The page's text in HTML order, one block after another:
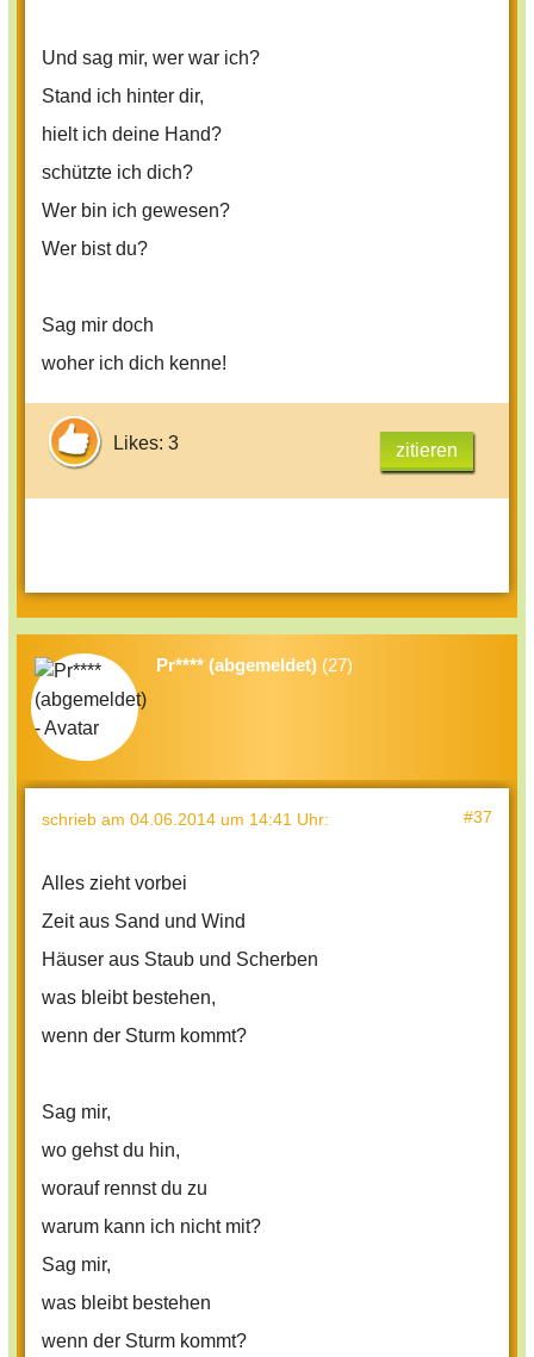
Und sag mir, wer war ich?
Stand ich hinter dir,
hielt ich deine Hand?
schützte ich dich?
Wer bin ich gewesen?
Wer bist du?
Sag mir doch
woher ich dich kenne!
Likes: 3 zitieren
Pr**** (abgemeldet) (27)
schrieb am 04.06.2014 um 14:41 Uhr: #37
Alles zieht vorbei
Zeit aus Sand und Wind
Häuser aus Staub und Scherben
was bleibt bestehen,
wenn der Sturm kommt?
Sag mir,
wo gehst du hin,
worauf rennst du zu
warum kann ich nicht mit?
Sag mir,
was bleibt bestehen
wenn der Sturm kommt?